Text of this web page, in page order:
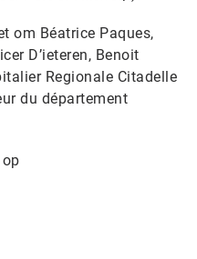
om Béatrice Paques,
D’ieteren, Benoit
Regionale Citadelle
du département